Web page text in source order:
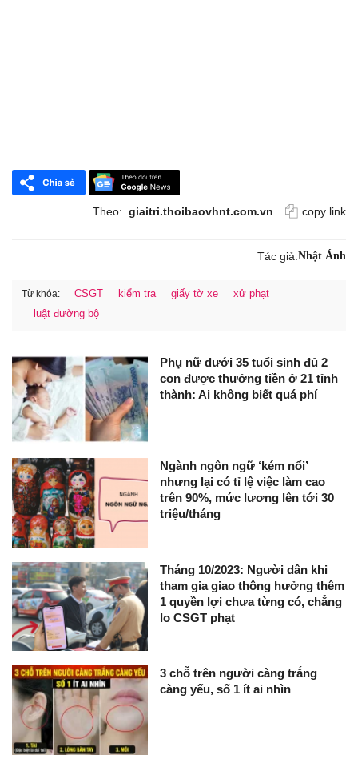
Theo: giaitri.thoibaovhnt.com.vn copy link
Tác giả:Nhật Ánh
Từ khóa: CSGT kiểm tra giấy tờ xe
xử phạt
luật đường bộ
Phụ nữ dưới 35 tuổi sinh đủ 2
con được thưởng tiền ở 21 tỉnh
thành: Ai không biết quá phí
Ngành ngôn ngữ ‘kém nổi’
nhưng lại có tỉ lệ việc làm cao
trên 90%, mức lương lên tới 30
triệu/tháng
Tháng 10/2023: Người dân khi
tham gia giao thông hưởng thêm
1 quyền lợi chưa từng có, chẳng
lo CSGT phạt
3 chỗ trên người càng trắng
càng yếu, số 1 ít ai nhìn